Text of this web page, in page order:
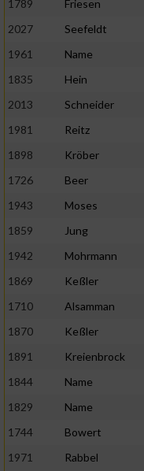
1789 Friesen
2027
Seefeldt
1961
Name
1835
Hein
2013
Schneider
1981
Reitz
1898
Kröber
1726
Beer
1943
Moses
1859
Jung
1942
Mohrmann
1869
Keßler
1710
Alsamman
1870
Keßler
1891
Kreienbrock
1844
Name
1829
Name
1744
Bowert
1971
Rabbel